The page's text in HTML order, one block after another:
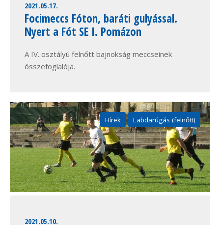
2021.05.17.
Focimeccs Fóton, baráti gulyással.
Nyert a Fót SE I. Pomázon
A IV. osztályú felnőtt bajnokság meccseinek
összefoglalója.
Hírek Labdarúgás (felnőtt)
2021.05.10.